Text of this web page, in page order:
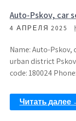
Auto-Pskov, car
4 АПРЕЛЯ 2025
Name: Auto-Pskov,
urban district
code: 180024
Читать далее